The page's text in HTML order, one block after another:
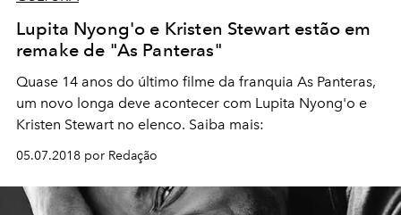
Lupita Nyong'o e Kristen Stewart estão em
remake de "As Panteras"
Quase 14 anos do último filme da franquia As Panteras,
um novo longa deve acontecer com Lupita Nyong'o e
Kristen Stewart no elenco. Saiba mais:
05.07.2018 por Redação